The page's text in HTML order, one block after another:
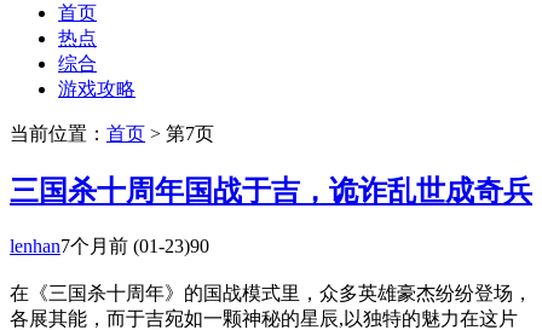
首页
热点
综合
游戏攻略
当前位置： 首页 > 第7页
三国杀十周年国战于吉，诡诈乱世成奇兵
lenhan7个月前 (01-23)90
在《三国杀十周年》的国战模式里，众多英雄豪杰纷纷登场，
各展其能，而于吉宛如一颗神秘的星辰,以独特的魅力在这片